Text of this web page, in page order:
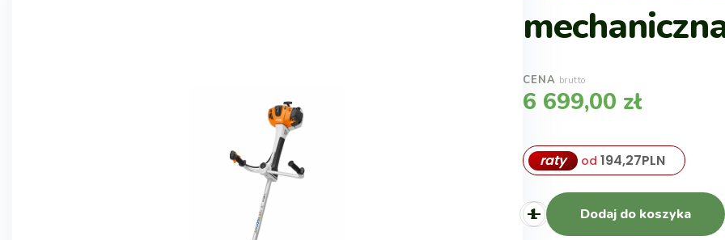
CENA brutto
6 699,00 zł
raty od 194,27PLN
Dodaj do koszyka